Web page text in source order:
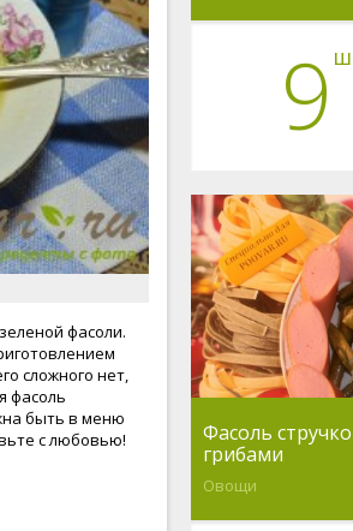
фасоли.
сложного нет,
фасоль
быть в меню
с любовью!
9
Фасоль
грибами
Овощи